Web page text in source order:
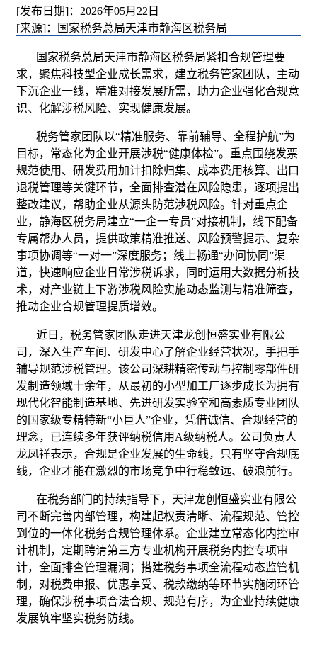
[发布日期]：2026年05月22日
[来源]：国家税务总局天津市静海区税务局
国家税务总局天津市静海区税务局紧扣合规管理要
求，聚焦科技型企业成长需求，建立税务管家团队，主动
下沉企业一线，精准对接发展所需，助力企业强化合规意
识、化解涉税风险、实现健康发展。
税务管家团队以“精准服务、靠前辅导、全程护航”为
目标，常态化为企业开展涉税“健康体检”。重点围绕发票
规范使用、研发费用加计扣除归集、成本费用核算、出口
退税管理等关键环节，全面排查潜在风险隐患，逐项提出
整改建议，帮助企业从源头防范涉税风险。针对重点企
业，静海区税务局建立“一企一专员”对接机制，线下配备
专属帮办人员，提供政策精准推送、风险预警提示、复杂
事项协调等“一对一”深度服务；线上畅通“办问协同”渠
道，快速响应企业日常涉税诉求，同时运用大数据分析技
术，对产业链上下游涉税风险实施动态监测与精准筛查，
推动企业合规管理提质增效。
近日，税务管家团队走进天津龙创恒盛实业有限公
司，深入生产车间、研发中心了解企业经营状况，手把手
辅导规范涉税管理。该公司深耕精密传动与控制零部件研
发制造领域十余年，从最初的小型加工厂逐步成长为拥有
现代化智能制造基地、先进研发实验室和高素质专业团队
的国家级专精特新“小巨人”企业，凭借诚信、合规经营的
理念，已连续多年获评纳税信用A级纳税人。公司负责人
龙凤祥表示，合规是企业发展的生命线，只有坚守合规底
线，企业才能在激烈的市场竞争中行稳致远、破浪前行。
在税务部门的持续指导下，天津龙创恒盛实业有限公
司不断完善内部管理，构建起权责清晰、流程规范、管控
到位的一体化税务合规管理体系。企业建立常态化内控审
计机制，定期聘请第三方专业机构开展税务内控专项审
计，全面排查管理漏洞；搭建税务事项全流程动态监管机
制，对税费申报、优惠享受、税款缴纳等环节实施闭环管
理，确保涉税事项合法合规、规范有序，为企业持续健康
发展筑牢坚实税务防线。